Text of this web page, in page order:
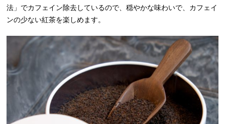
法」でカフェイン除去しているので、穏やかな味わいで、カフェイ
ンの少ない紅茶を楽しめます。